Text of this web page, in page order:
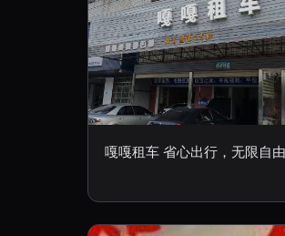
嘎嘎租车 省心出行，无限自由